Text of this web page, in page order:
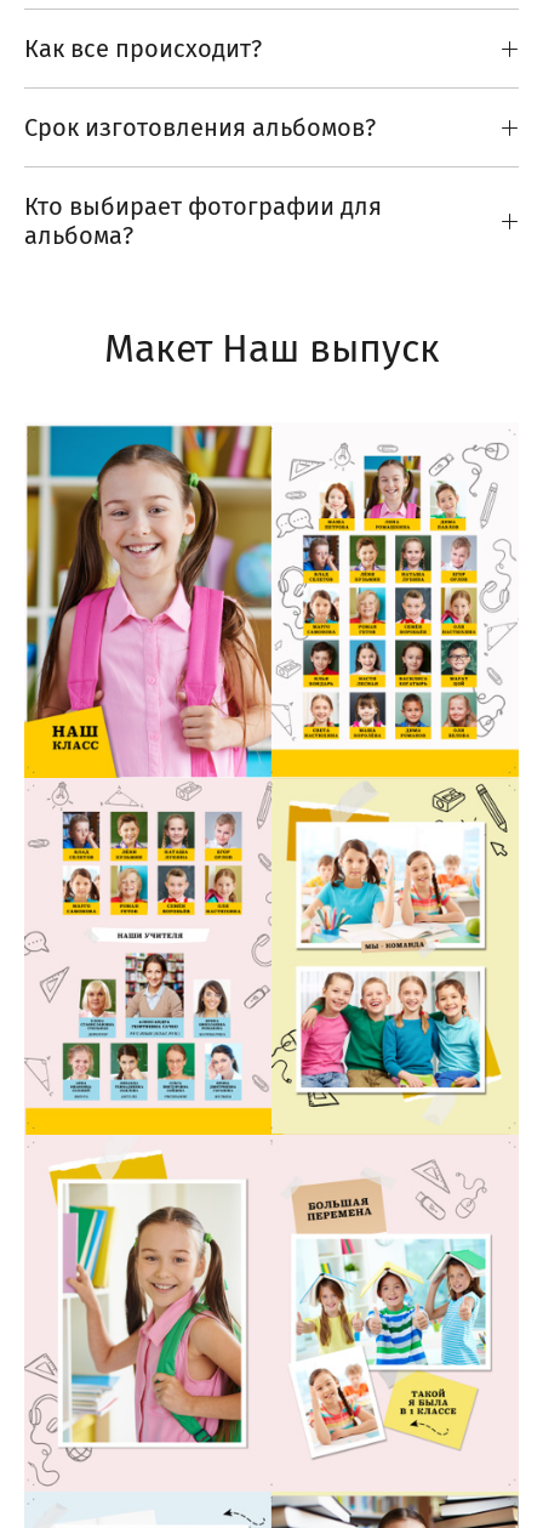
Как все происходит?
Срок изготовления альбомов?
Кто выбирает фотографии для
альбома?
Макет Наш выпуск